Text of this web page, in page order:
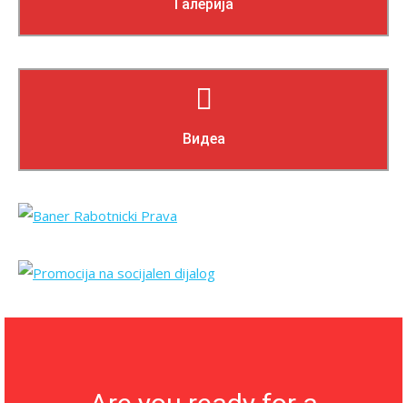
Галерија
Видеа
Прочитај повеќе